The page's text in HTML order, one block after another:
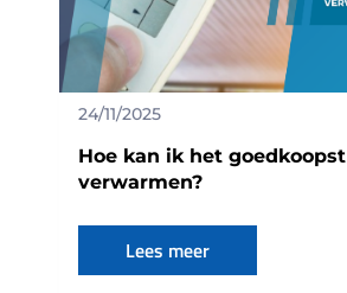
24/11/2025
Hoe kan ik het goedkoopst
verwarmen?
Lees meer